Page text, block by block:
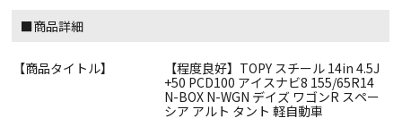
■商品詳細
【商品タイトル】
【程度良好】TOPY スチール 14in 4.5J
+50 PCD100 アイスナビ8 155/65R14
N-BOX N-WGN デイズ ワゴンR スペー
シア アルト タント 軽自動車